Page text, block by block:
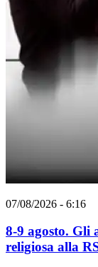
07/08/2026 - 6:16
8-9 agosto. Gli
religiosa alla